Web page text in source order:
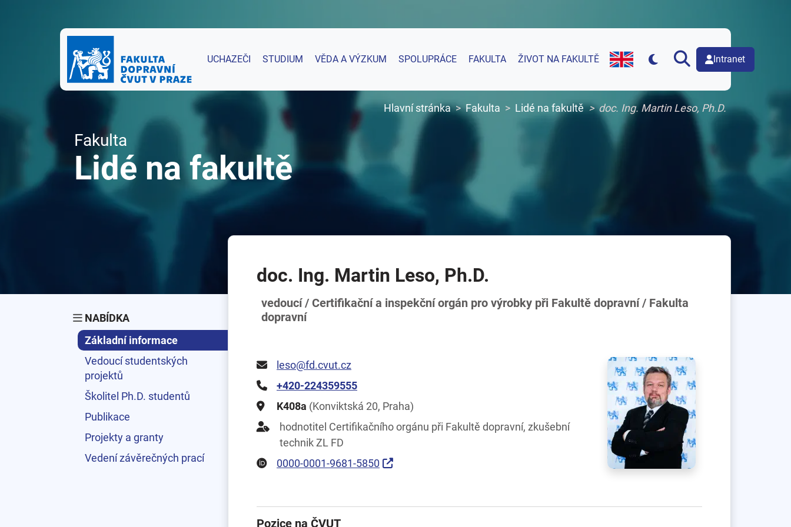
UCHAZEČI STUDIUM VĚDA A VÝZKUM SPOLUPRÁCE FAKULTA ŽIVOT NA FAKULTĚ
English version of web page
Intranet
Hlavní stránka Fakulta Lidé na fakultě doc. Ing. Martin Leso, Ph.D.
Fakulta
Lidé na fakultě
NABÍDKA
Základní informace
Vedoucí studentských
projektů
Školitel Ph.D. studentů
Publikace
Projekty a granty
Vedení závěrečných prací
doc. Ing. Martin Leso, Ph.D.
vedoucí / Certifikační a inspekční orgán pro výrobky při Fakultě dopravní / Fakulta
dopravní
leso@fd.cvut.cz
+420-224359555
K408a (Konviktská 20, Praha)
hodnotitel Certifikačního orgánu při Fakultě dopravní, zkušební
technik ZL FD
0000-0001-9681-5850
Pozice na ČVUT